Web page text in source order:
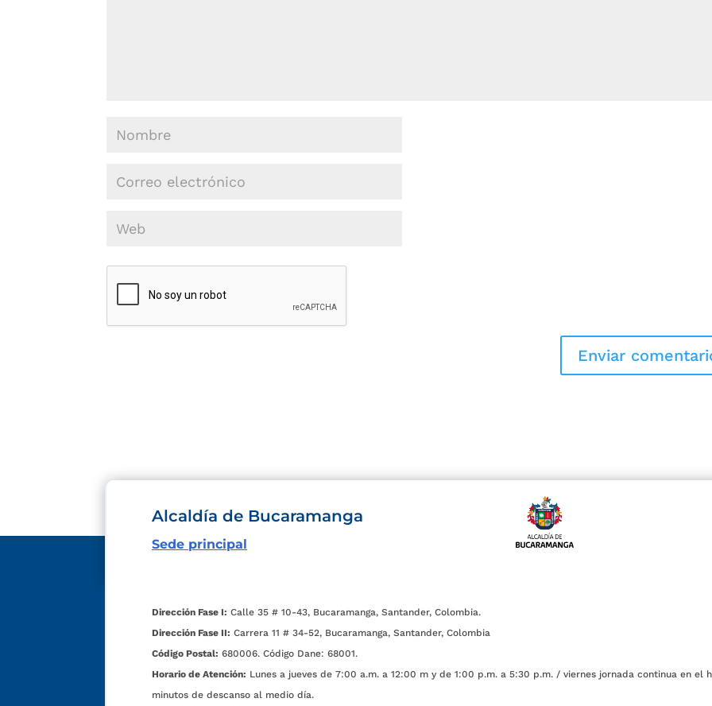
Alcaldía de Bucaramanga
Sede principal
Dirección Fase I: Calle 35 # 10-43, Bucaramanga, Santander, Colombia.
Dirección Fase II: Carrera 11 # 34-52, Bucaramanga, Santander, Colombia
Código Postal: 680006. Código Dane: 68001.
Horario de Atención: Lunes a jueves de 7:00 a.m. a 12:00 m y de 1:00 p.m. a 5:30 p.m. / viernes jornada continua en el
minutos de descanso al medio día.